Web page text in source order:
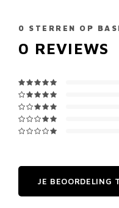
0 STERREN OP
0 REVIEWS
JE BEOORDELING